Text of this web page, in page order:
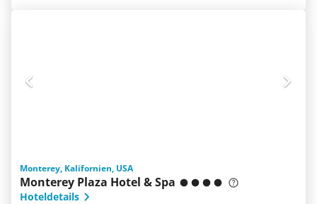
Monterey, Kalifornien, USA
Monterey Plaza Hotel & Spa
Hoteldetails